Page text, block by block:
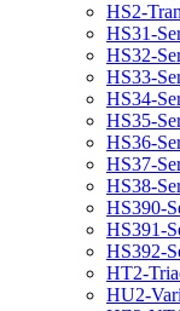
HS2-
HS31-
HS32-
HS33-
HS34-
HS35-
HS36-
HS37-
HS38-
HS390-
HS391-
HS392-
HT2-
HU2-